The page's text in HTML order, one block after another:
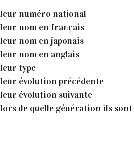
leur numéro national
leur nom en français
leur nom en japonais
leur nom en anglais
leur type
leur évolution précédente
leur évolution suivante
lors de quelle génération ils sont